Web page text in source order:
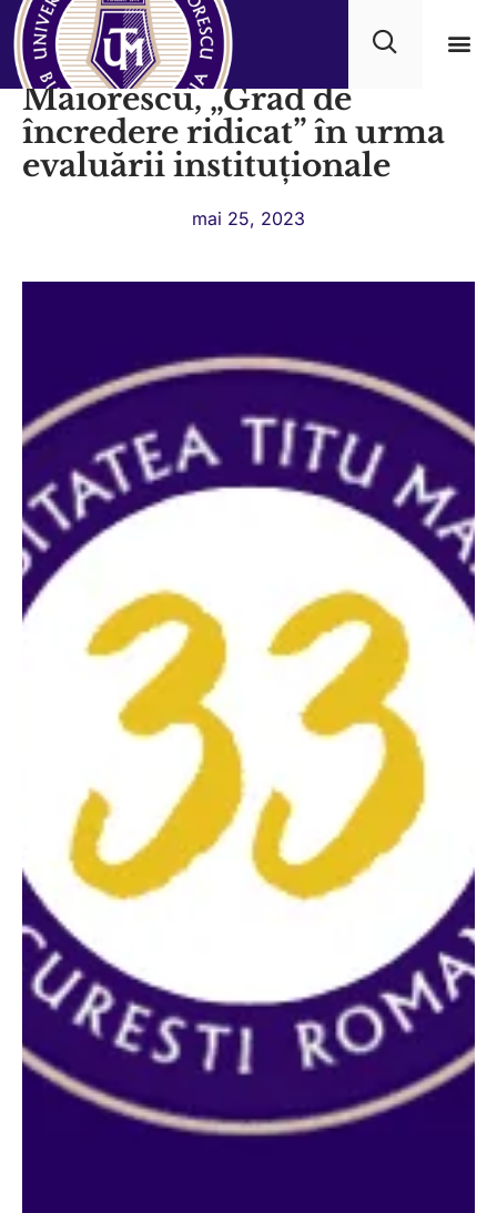
Universitatea Titu
Maiorescu, „Grad de
încredere ridicat” în urma
evaluării instituționale
mai 25, 2023